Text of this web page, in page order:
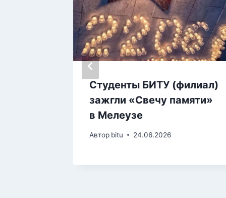
Студенты БИТУ (филиал)
зажгли «Свечу памяти»
в Мелеузе
Автор bitu 24.06.2026